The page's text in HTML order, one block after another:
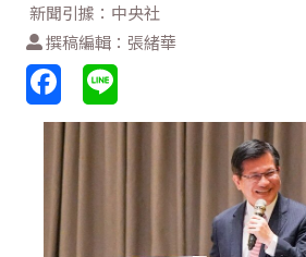
新聞引據：中央社
撰稿編輯：張緒華